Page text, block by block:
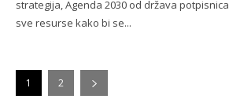
strategija, Agenda 2030 od država
sve resurse kako bi se...
1 2